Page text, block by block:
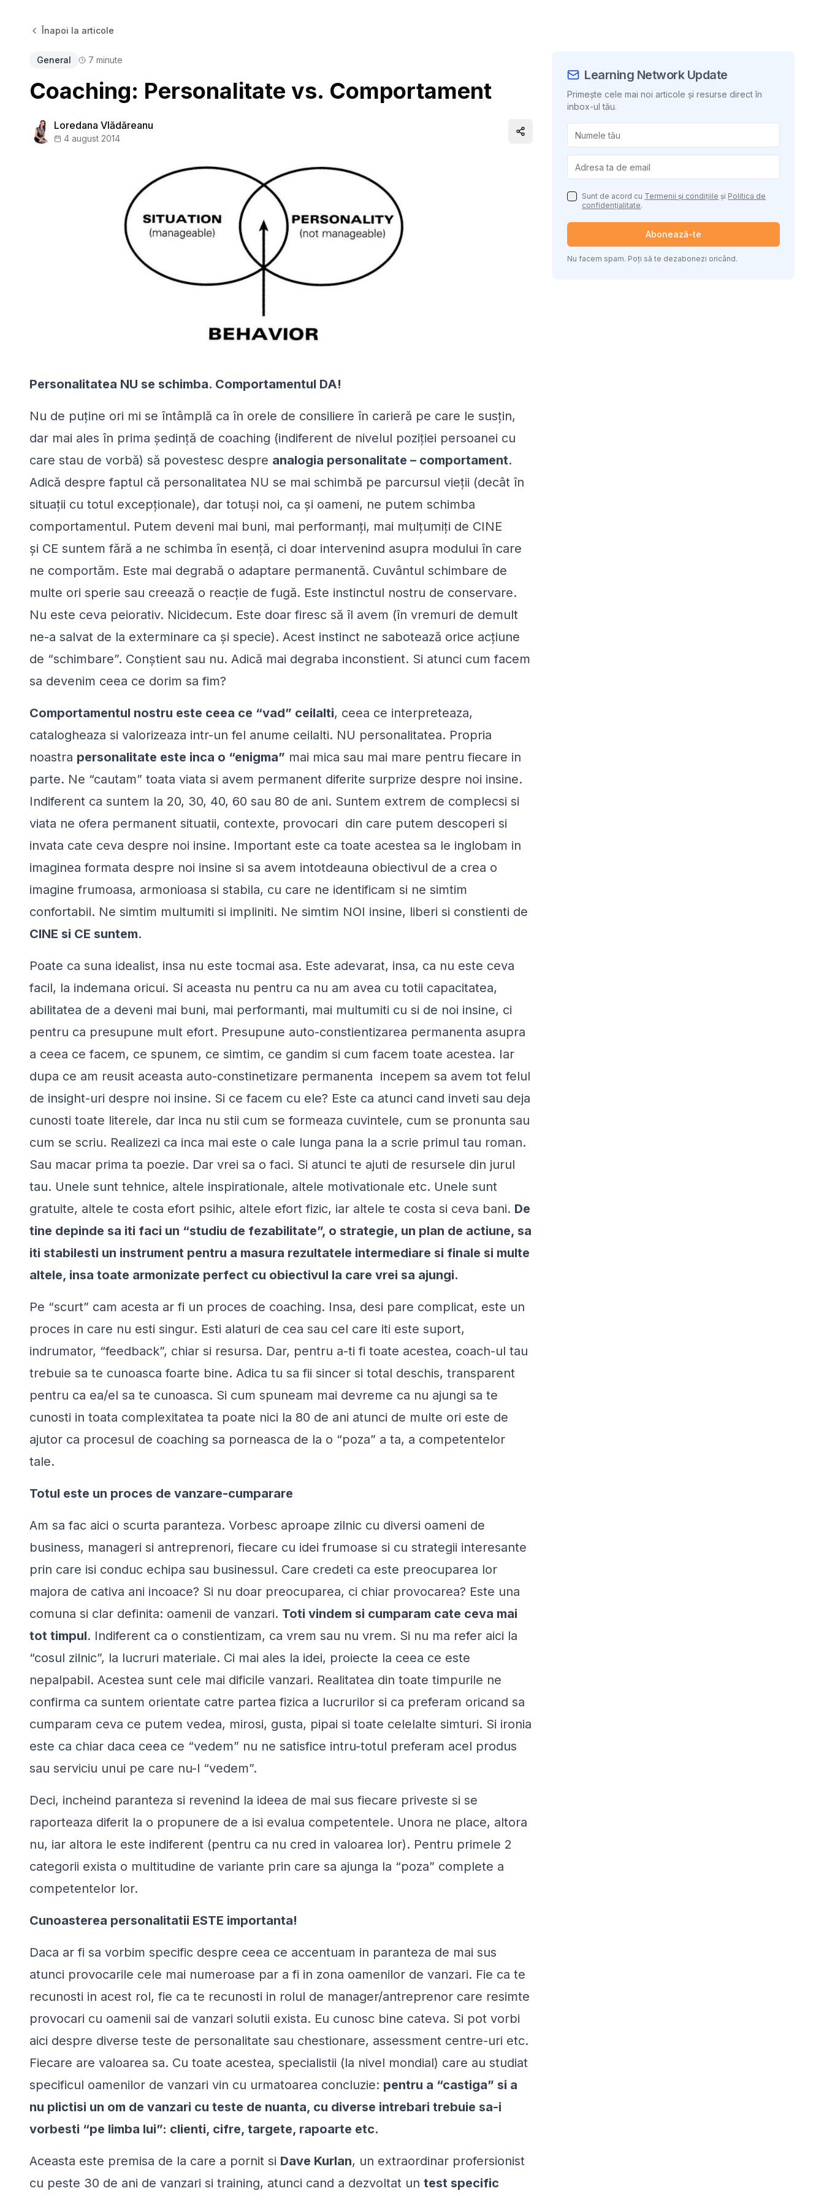
Înapoi la articole
General 7 minute
Coaching: Personalitate vs. Comportament
Loredana Vlădăreanu
4 august 2014 Distribuie conținutul
Personalitatea NU se schimba. Comportamentul DA!
Nu de puține ori mi se întâmplă ca în orele de consiliere în carieră pe care le susțin,
dar mai ales în prima ședință de coaching (indiferent de nivelul poziției persoanei cu
care stau de vorbă) să povestesc despre analogia personalitate – comportament.
Adică despre faptul că personalitatea NU se mai schimbă pe parcursul vieții (decât în
situații cu totul excepționale), dar totuși noi, ca și oameni, ne putem schimba
comportamentul. Putem deveni mai buni, mai performanți, mai mulțumiți de CINE
și CE suntem fără a ne schimba în esență, ci doar intervenind asupra modului în care
ne comportăm. Este mai degrabă o adaptare permanentă. Cuvântul schimbare de
multe ori sperie sau creează o reacție de fugă. Este instinctul nostru de conservare.
Nu este ceva peiorativ. Nicidecum. Este doar firesc să îl avem (în vremuri de demult
ne-a salvat de la exterminare ca și specie). Acest instinct ne sabotează orice acțiune
de “schimbare”. Conștient sau nu. Adică mai degraba inconstient. Si atunci cum facem
sa devenim ceea ce dorim sa fim?
Comportamentul nostru este ceea ce “vad” ceilalti, ceea ce interpreteaza,
catalogheaza si valorizeaza intr-un fel anume ceilalti. NU personalitatea. Propria
noastra personalitate este inca o “enigma” mai mica sau mai mare pentru fiecare in
parte. Ne “cautam” toata viata si avem permanent diferite surprize despre noi insine.
Indiferent ca suntem la 20, 30, 40, 60 sau 80 de ani. Suntem extrem de complecsi si
viata ne ofera permanent situatii, contexte, provocari din care putem descoperi si
invata cate ceva despre noi insine. Important este ca toate acestea sa le inglobam in
imaginea formata despre noi insine si sa avem intotdeauna obiectivul de a crea o
imagine frumoasa, armonioasa si stabila, cu care ne identificam si ne simtim
confortabil. Ne simtim multumiti si impliniti. Ne simtim NOI insine, liberi si constienti de
CINE si CE suntem.
Poate ca suna idealist, insa nu este tocmai asa. Este adevarat, insa, ca nu este ceva
facil, la indemana oricui. Si aceasta nu pentru ca nu am avea cu totii capacitatea,
abilitatea de a deveni mai buni, mai performanti, mai multumiti cu si de noi insine, ci
pentru ca presupune mult efort. Presupune auto-constientizarea permanenta asupra
a ceea ce facem, ce spunem, ce simtim, ce gandim si cum facem toate acestea. Iar
dupa ce am reusit aceasta auto-constinetizare permanenta incepem sa avem tot felul
de insight-uri despre noi insine. Si ce facem cu ele? Este ca atunci cand inveti sau deja
cunosti toate literele, dar inca nu stii cum se formeaza cuvintele, cum se pronunta sau
cum se scriu. Realizezi ca inca mai este o cale lunga pana la a scrie primul tau roman.
Sau macar prima ta poezie. Dar vrei sa o faci. Si atunci te ajuti de resursele din jurul
tau. Unele sunt tehnice, altele inspirationale, altele motivationale etc. Unele sunt
gratuite, altele te costa efort psihic, altele efort fizic, iar altele te costa si ceva bani. De
tine depinde sa iti faci un “studiu de fezabilitate”, o strategie, un plan de actiune, sa
iti stabilesti un instrument pentru a masura rezultatele intermediare si finale si multe
altele, insa toate armonizate perfect cu obiectivul la care vrei sa ajungi.
Pe “scurt” cam acesta ar fi un proces de coaching. Insa, desi pare complicat, este un
proces in care nu esti singur. Esti alaturi de cea sau cel care iti este suport,
indrumator, “feedback”, chiar si resursa. Dar, pentru a-ti fi toate acestea, coach-ul tau
trebuie sa te cunoasca foarte bine. Adica tu sa fii sincer si total deschis, transparent
pentru ca ea/el sa te cunoasca. Si cum spuneam mai devreme ca nu ajungi sa te
cunosti in toata complexitatea ta poate nici la 80 de ani atunci de multe ori este de
ajutor ca procesul de coaching sa porneasca de la o “poza” a ta, a competentelor
tale.
Totul este un proces de vanzare-cumparare
Am sa fac aici o scurta paranteza. Vorbesc aproape zilnic cu diversi oameni de
business, manageri si antreprenori, fiecare cu idei frumoase si cu strategii interesante
prin care isi conduc echipa sau businessul. Care credeti ca este preocuparea lor
majora de cativa ani incoace? Si nu doar preocuparea, ci chiar provocarea? Este una
comuna si clar definita: oamenii de vanzari. Toti vindem si cumparam cate ceva mai
tot timpul. Indiferent ca o constientizam, ca vrem sau nu vrem. Si nu ma refer aici la
“cosul zilnic”, la lucruri materiale. Ci mai ales la idei, proiecte la ceea ce este
nepalpabil. Acestea sunt cele mai dificile vanzari. Realitatea din toate timpurile ne
confirma ca suntem orientate catre partea fizica a lucrurilor si ca preferam oricand sa
cumparam ceva ce putem vedea, mirosi, gusta, pipai si toate celelalte simturi. Si ironia
este ca chiar daca ceea ce “vedem” nu ne satisfice intru-totul preferam acel produs
sau serviciu unui pe care nu-l “vedem”.
Deci, incheind paranteza si revenind la ideea de mai sus fiecare priveste si se
raporteaza diferit la o propunere de a isi evalua competentele. Unora ne place, altora
nu, iar altora le este indiferent (pentru ca nu cred in valoarea lor). Pentru primele 2
categorii exista o multitudine de variante prin care sa ajunga la “poza” complete a
competentelor lor.
Cunoasterea personalitatii ESTE importanta!
Daca ar fi sa vorbim specific despre ceea ce accentuam in paranteza de mai sus
atunci provocarile cele mai numeroase par a fi in zona oamenilor de vanzari. Fie ca te
recunosti in acest rol, fie ca te recunosti in rolul de manager/antreprenor care resimte
provocari cu oamenii sai de vanzari solutii exista. Eu cunosc bine cateva. Si pot vorbi
aici despre diverse teste de personalitate sau chestionare, assessment centre-uri etc.
Fiecare are valoarea sa. Cu toate acestea, specialistii (la nivel mondial) care au studiat
specificul oamenilor de vanzari vin cu urmatoarea concluzie: pentru a “castiga” si a
nu plictisi un om de vanzari cu teste de nuanta, cu diverse intrebari trebuie sa-i
vorbesti “pe limba lui”: clienti, cifre, targete, rapoarte etc.
Aceasta este premisa de la care a pornit si Dave Kurlan, un extraordinar profersionist
cu peste 30 de ani de vanzari si training, atunci cand a dezvoltat un test specific
Learning Network Update
Primește cele mai noi articole și resurse direct în
inbox-ul tău.
Sunt de acord cu Termenii și condițiile și Politica de
confidențialitate.
Abonează-te
Nu facem spam. Poți să te dezabonezi oricând.